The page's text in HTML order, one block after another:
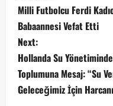
Milli Futbolcu Ferdi
Babaannesi Vefat Etti
Next:
Hollanda Su
Toplumuna Mesaj: “Su
Geleceğimiz İçin